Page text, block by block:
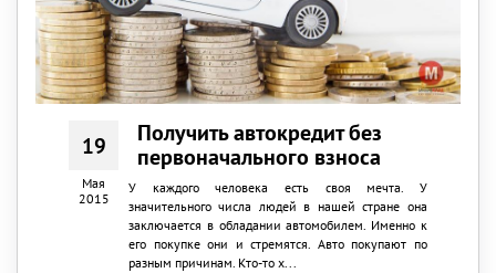
19
Мая
2015
Получить автокредит без
первоначального взноса
У каждого человека есть своя мечта. У
значительного числа людей в нашей стране она
заключается в обладании автомобилем. Именно к
его покупке они и стремятся. Авто покупают по
разным причинам. Кто-то х...